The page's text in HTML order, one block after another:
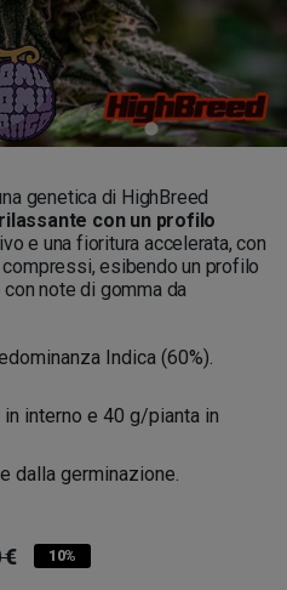
genetica di HighBreed
con un profilo
e una fioritura accelerata, con
esibendo un profilo
con note di gomma da
Indica (60%).
interno e 40 g/pianta in
dalla germinazione.
€ 10%